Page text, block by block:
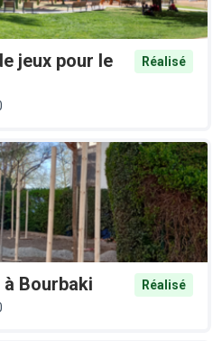
jeux pour le
Réalisé
Bourbaki
Réalisé